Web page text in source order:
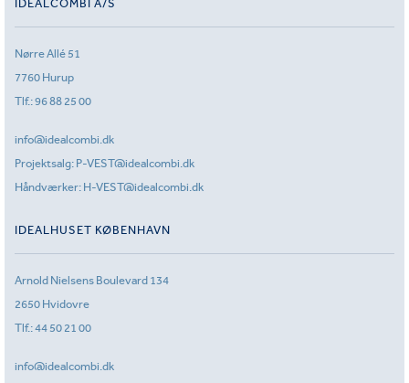
IDEALCOMBI A/S
Nørre Allé 51
7760 Hurup
Tlf.:96 88 25 00
info@idealcombi.dk
Projektsalg: P-VEST@idealcombi.dk
Håndværker: H-VEST@idealcombi.dk
IDEALHUSET KØBENHAVN
Arnold Nielsens Boulevard 134
2650 Hvidovre
Tlf.:44 50 21 00
info@idealcombi.dk